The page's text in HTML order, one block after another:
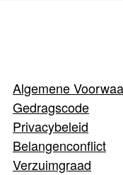
Algemene
Gedragscode
Privacybeleid
Belangenconflict
Verzuimgraad